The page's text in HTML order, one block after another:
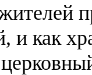
и как